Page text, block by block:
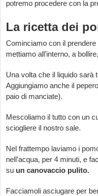
potremo procedere con la
La ricetta dei
Cominciamo con il
mettiamo all’interno, a
Una volta che il liquido sarà
Aggiungiamo anche il
paio di manciate).
Mescoliamo il tutto con un
sciogliere il nostro sale.
Nel frattempo laviamo i
nell’acqua, per 4 minuti, e
su un canovaccio pulito.
Facciamoli asciugare per